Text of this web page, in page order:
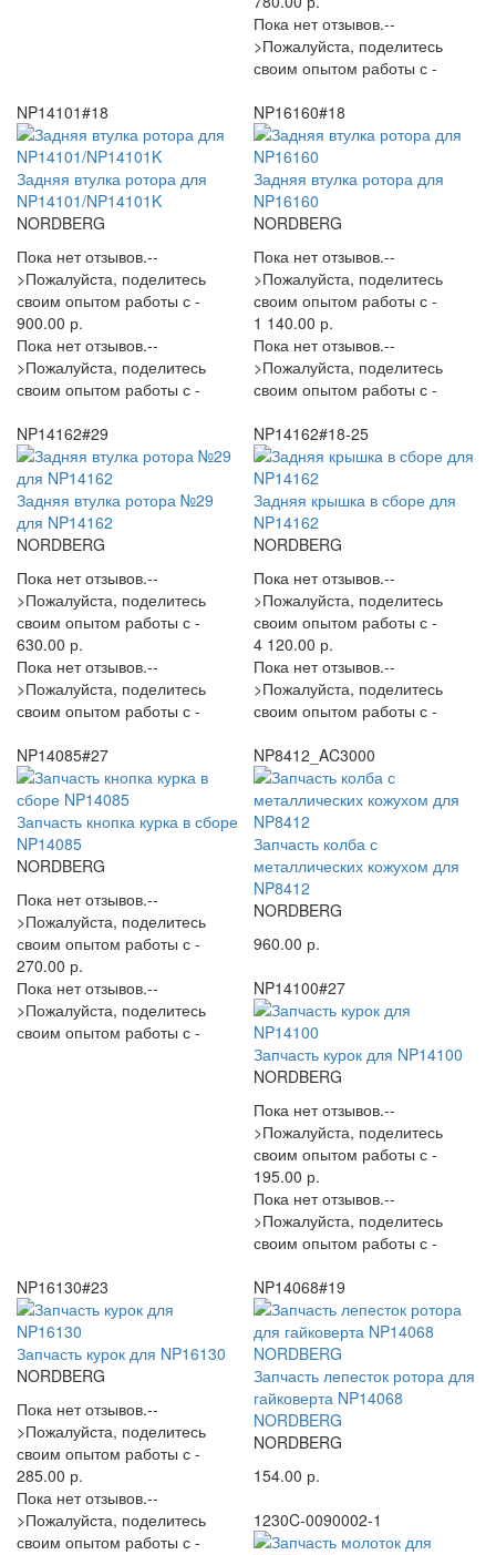
Пока нет отзывов.--
>Пожалуйста, поделитесь
своим опытом работы с -
NP14101#18
Задняя втулка ротора для
NP14101/NP14101K
NORDBERG
Пока нет отзывов.--
>Пожалуйста, поделитесь
своим опытом работы с -
900.00 р.
Пока нет отзывов.--
>Пожалуйста, поделитесь
своим опытом работы с -
NP16160#18
Задняя втулка ротора для
NP16160
NORDBERG
Пока нет отзывов.--
>Пожалуйста, поделитесь
своим опытом работы с -
1 140.00 р.
Пока нет отзывов.--
>Пожалуйста, поделитесь
своим опытом работы с -
NP14162#29
Задняя втулка ротора №29
для NP14162
NORDBERG
Пока нет отзывов.--
>Пожалуйста, поделитесь
своим опытом работы с -
630.00 р.
Пока нет отзывов.--
>Пожалуйста, поделитесь
своим опытом работы с -
NP14162#18-25
Задняя крышка в сборе для
NP14162
NORDBERG
Пока нет отзывов.--
>Пожалуйста, поделитесь
своим опытом работы с -
4 120.00 р.
Пока нет отзывов.--
>Пожалуйста, поделитесь
своим опытом работы с -
NP14085#27
Запчасть кнопка курка в сборе
NP14085
NORDBERG
Пока нет отзывов.--
>Пожалуйста, поделитесь
своим опытом работы с -
270.00 р.
Пока нет отзывов.--
>Пожалуйста, поделитесь
своим опытом работы с -
NP8412_AC3000
Запчасть колба с
металлических кожухом для
NP8412
NORDBERG
960.00 р.
NP14100#27
Запчасть курок для NP14100
NORDBERG
Пока нет отзывов.--
>Пожалуйста, поделитесь
своим опытом работы с -
195.00 р.
Пока нет отзывов.--
>Пожалуйста, поделитесь
своим опытом работы с -
NP16130#23
Запчасть курок для NP16130
NORDBERG
Пока нет отзывов.--
>Пожалуйста, поделитесь
своим опытом работы с -
285.00 р.
Пока нет отзывов.--
>Пожалуйста, поделитесь
своим опытом работы с -
NP14068#19
Запчасть лепесток ротора для
гайковерта NP14068
NORDBERG
NORDBERG
154.00 р.
1230C-0090002-1